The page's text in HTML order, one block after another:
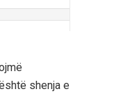
shenja e